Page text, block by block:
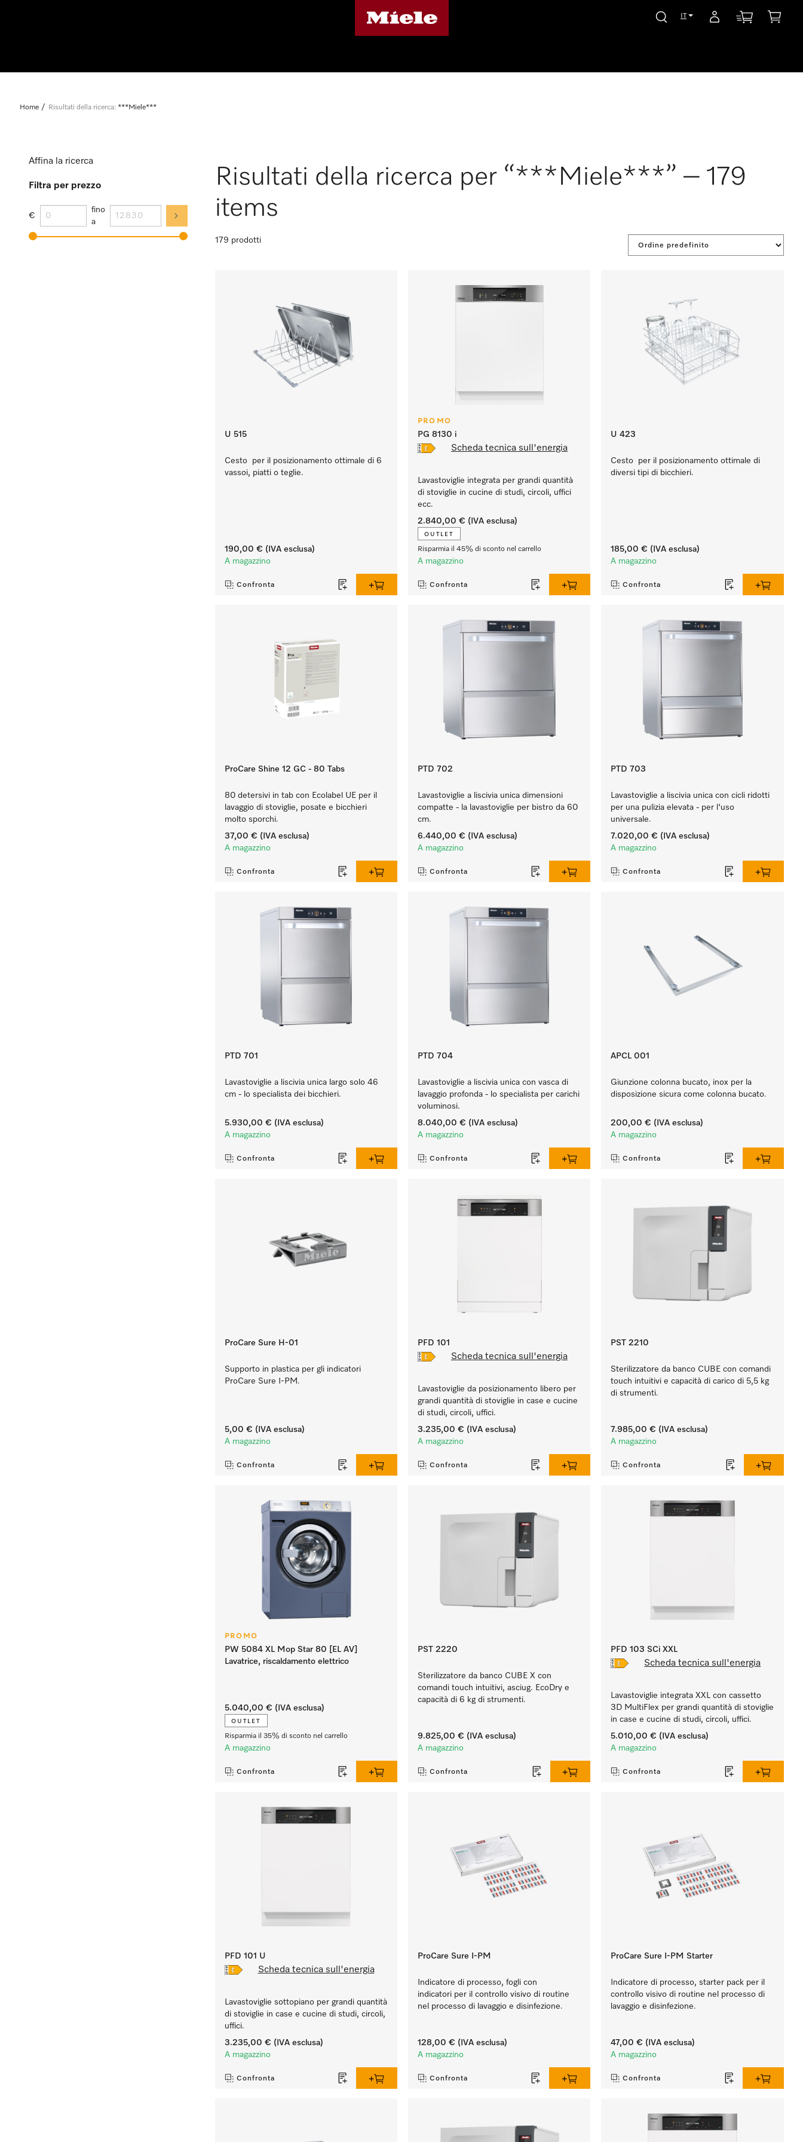
IT
Home Risultati della ricerca: ***Miele***
Affina la ricerca
Filtra per prezzo
€
fino
a
Risultati della ricerca per “***Miele***” – 179
items
179 prodotti
U 515
Cesto per il posizionamento ottimale di 6
vassoi, piatti o teglie.
190,00 € (IVA esclusa)
A magazzino
Confronta
PROMO
PG 8130 i
Scheda tecnica sull'energia
Lavastoviglie integrata per grandi quantità
di stoviglie in cucine di studi, circoli, uffici
ecc.
2.840,00 € (IVA esclusa)
OUTLET
Risparmia il 45% di sconto nel carrello
A magazzino
Confronta
U 423
Cesto per il posizionamento ottimale di
diversi tipi di bicchieri.
185,00 € (IVA esclusa)
A magazzino
Confronta
ProCare Shine 12 GC - 80 Tabs
80 detersivi in tab con Ecolabel UE per il
lavaggio di stoviglie, posate e bicchieri
molto sporchi.
37,00 € (IVA esclusa)
A magazzino
Confronta
PTD 702
Lavastoviglie a liscivia unica dimensioni
compatte - la lavastoviglie per bistro da 60
cm.
6.440,00 € (IVA esclusa)
A magazzino
Confronta
PTD 703
Lavastoviglie a liscivia unica con cicli ridotti
per una pulizia elevata - per l'uso
universale.
7.020,00 € (IVA esclusa)
A magazzino
Confronta
PTD 701
Lavastoviglie a liscivia unica largo solo 46
cm - lo specialista dei bicchieri.
5.930,00 € (IVA esclusa)
A magazzino
Confronta
PTD 704
Lavastoviglie a liscivia unica con vasca di
lavaggio profonda - lo specialista per carichi
voluminosi.
8.040,00 € (IVA esclusa)
A magazzino
Confronta
APCL 001
Giunzione colonna bucato, inox per la
disposizione sicura come colonna bucato.
200,00 € (IVA esclusa)
A magazzino
Confronta
ProCare Sure H-01
Supporto in plastica per gli indicatori
ProCare Sure I-PM.
5,00 € (IVA esclusa)
A magazzino
Confronta
PFD 101
Scheda tecnica sull'energia
Lavastoviglie da posizionamento libero per
grandi quantità di stoviglie in case e cucine
di studi, circoli, uffici.
3.235,00 € (IVA esclusa)
A magazzino
Confronta
PST 2210
Sterilizzatore da banco CUBE con comandi
touch intuitivi e capacità di carico di 5,5 kg
di strumenti.
7.985,00 € (IVA esclusa)
A magazzino
Confronta
PROMO
PW 5084 XL Mop Star 80 [EL AV]
Lavatrice, riscaldamento elettrico
5.040,00 € (IVA esclusa)
OUTLET
Risparmia il 35% di sconto nel carrello
A magazzino
Confronta
PST 2220
Sterilizzatore da banco CUBE X con
comandi touch intuitivi, asciug. EcoDry e
capacità di 6 kg di strumenti.
9.825,00 € (IVA esclusa)
A magazzino
Confronta
PFD 103 SCi XXL
Scheda tecnica sull'energia
Lavastoviglie integrata XXL con cassetto
3D MultiFlex per grandi quantità di stoviglie
in case e cucine di studi, circoli, uffici.
5.010,00 € (IVA esclusa)
A magazzino
Confronta
PFD 101 U
Scheda tecnica sull'energia
Lavastoviglie sottopiano per grandi quantità
di stoviglie in case e cucine di studi, circoli,
uffici.
3.235,00 € (IVA esclusa)
A magazzino
Confronta
ProCare Sure I-PM
Indicatore di processo, fogli con
indicatori per il controllo visivo di routine
nel processo di lavaggio e disinfezione.
128,00 € (IVA esclusa)
A magazzino
Confronta
ProCare Sure I-PM Starter
Indicatore di processo, starter pack per il
controllo visivo di routine nel processo di
lavaggio e disinfezione.
47,00 € (IVA esclusa)
A magazzino
Confronta